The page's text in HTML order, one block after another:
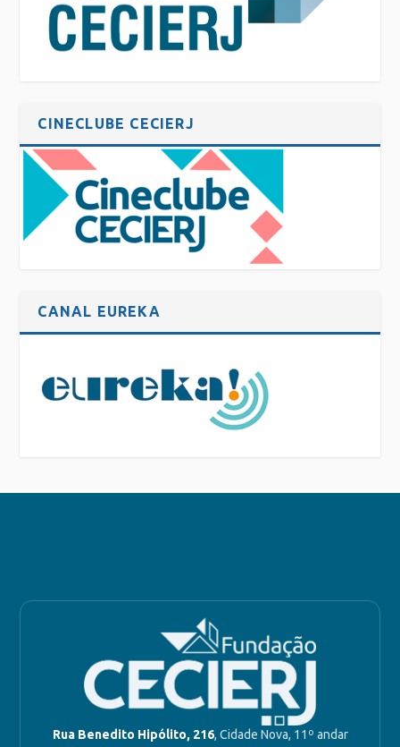
CINECLUBE CECIERJ
CANAL EUREKA
Rua Benedito Hipólito, 216, Cidade Nova, 11º andar